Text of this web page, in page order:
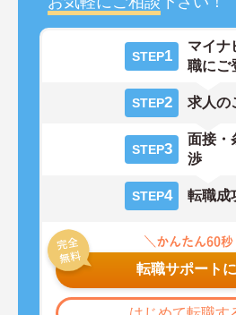
STEP1
マイナ
職にご
STEP2 求人の
STEP3
面接・
渉
STEP4 転職成
転職サポート